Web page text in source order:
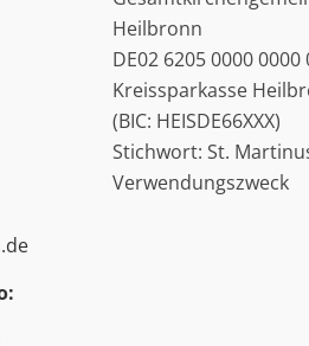
Heilbronn
DE02 6205 0000 0000
Kreissparkasse
(BIC: HEISDE66XXX)
Stichwort: St.
Verwendungszweck